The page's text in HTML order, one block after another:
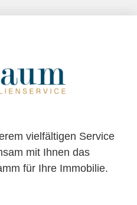
vielfältigen Service
mit Ihnen das
für Ihre Immobilie.